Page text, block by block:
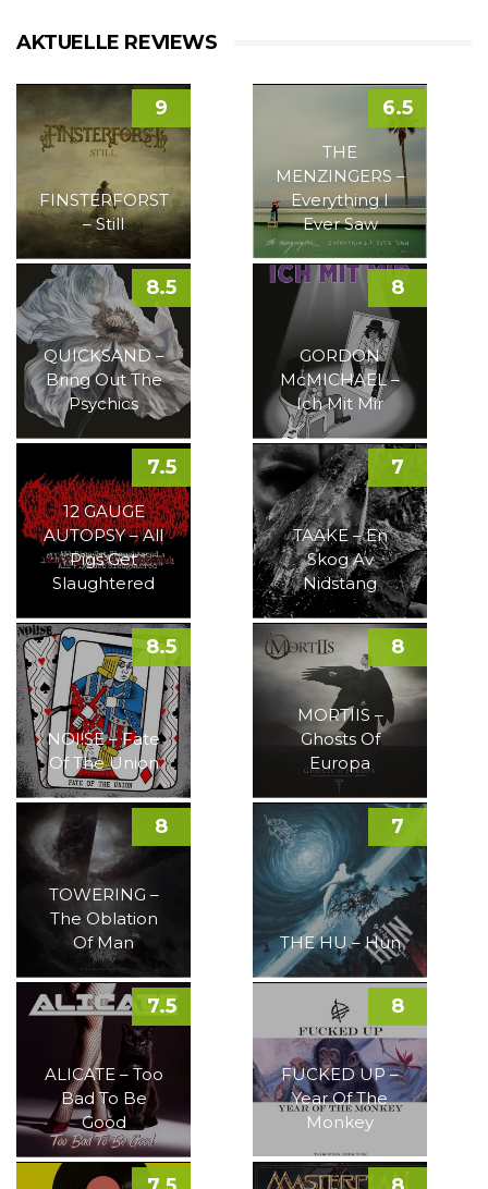
AKTUELLE REVIEWS
FINSTERFORST
– Still
9
THE
MENZINGERS –
Everything I
Ever Saw
6.5
QUICKSAND –
Bring Out The
Psychics
8.5
GORDON
McMICHAEL –
Ich Mit Mir
8
12 GAUGE
AUTOPSY – All
Pigs Get
Slaughtered
7.5
TAAKE – En
Skog Av
Nidstang
7
NOI!SE – Fate
Of The Union
8.5
MORTIIS –
Ghosts Of
Europa
8
TOWERING –
The Oblation
Of Man
8
THE HU – Hun
7
ALICATE – Too
Bad To Be
Good
7.5
FUCKED UP –
Year Of The
Monkey
8